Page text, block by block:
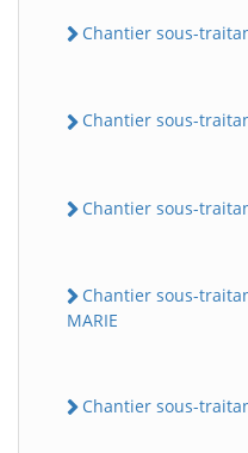
Chantier sous-
Chantier sous-
Chantier sous-
Chantier sous-
MARIE
Chantier sous-